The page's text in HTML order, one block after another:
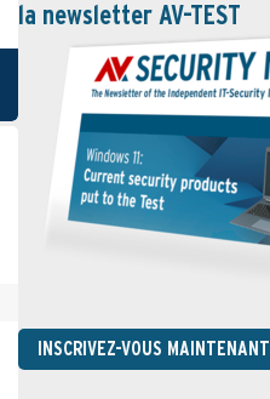
la newsletter AV-TEST
INSCRIVEZ-VOUS MAINTENANT